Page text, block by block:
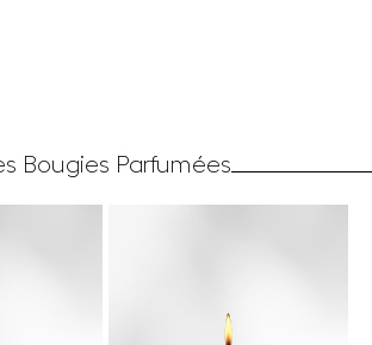
Bougies Parfumées